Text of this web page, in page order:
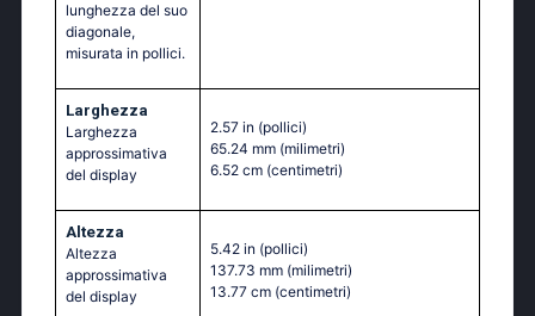
lunghezza del suo
diagonale,
misurata in pollici.
Larghezza
Larghezza
approssimativa
del display
2.57 in (pollici)
65.24 mm (milimetri)
6.52 cm (centimetri)
Altezza
Altezza
approssimativa
del display
5.42 in (pollici)
137.73 mm (milimetri)
13.77 cm (centimetri)